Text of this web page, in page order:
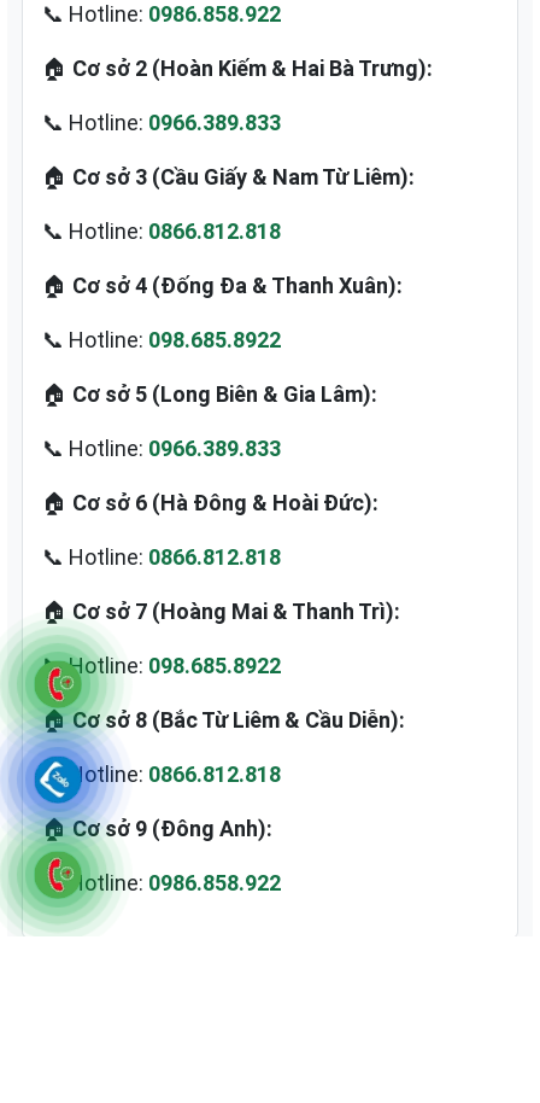
📞 Hotline: 0986.858.922
🏠 Cơ sở 2 (Hoàn Kiếm & Hai Bà Trưng):
📞 Hotline: 0966.389.833
🏠 Cơ sở 3 (Cầu Giấy & Nam Từ Liêm):
📞 Hotline: 0866.812.818
🏠 Cơ sở 4 (Đống Đa & Thanh Xuân):
📞 Hotline: 098.685.8922
🏠 Cơ sở 5 (Long Biên & Gia Lâm):
📞 Hotline: 0966.389.833
🏠 Cơ sở 6 (Hà Đông & Hoài Đức):
📞 Hotline: 0866.812.818
🏠 Cơ sở 7 (Hoàng Mai & Thanh Trì):
📞 Hotline: 098.685.8922
🏠Cơ sở 8 (Bắc Từ Liêm & Cầu Diễn):
📞 Hotline: 0866.812.818
🏠Cơ sở 9 (Đông Anh):
📞 Hotline: 0986.858.922